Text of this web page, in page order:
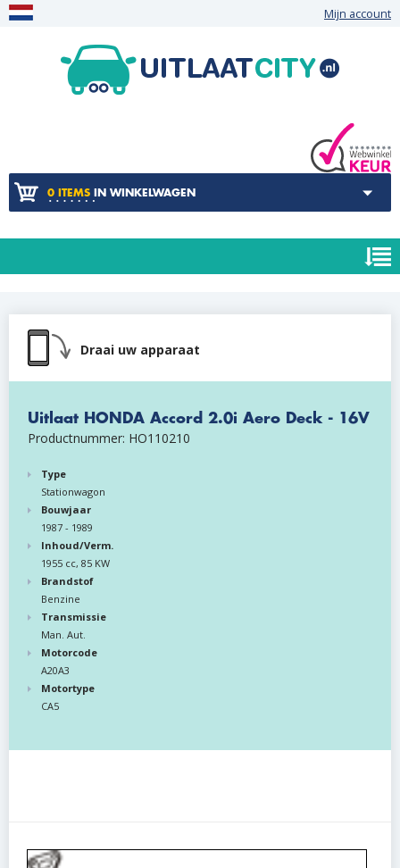
Mijn account
0 ITEMS IN WINKELWAGEN
Draai uw apparaat
Uitlaat HONDA Accord 2.0i Aero Deck - 16V
Productnummer: HO110210
Type
Stationwagon
Bouwjaar
1987 - 1989
Inhoud/Verm.
1955 cc, 85 KW
Brandstof
Benzine
Transmissie
Man. Aut.
Motorcode
A20A3
Motortype
CA5